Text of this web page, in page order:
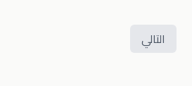
التالي